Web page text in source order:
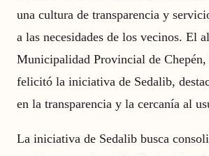
una cultura de transparencia y
a las necesidades de los vecinos. El
Municipalidad Provincial de
felicitó la iniciativa de Sedalib,
en la transparencia y la cercanía al
La iniciativa de Sedalib busca